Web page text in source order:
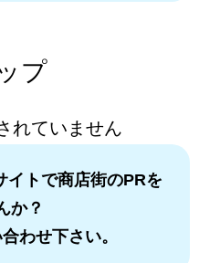
プ
れていません
イトで商店街のPRを
か？
わせ下さい。